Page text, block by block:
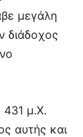
μεγάλη
διάδοχος
431 μ.Χ.
αυτής και